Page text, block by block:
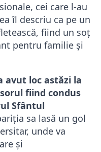
cei care l-au
îl descriu ca pe un
fiind un soț
pentru familie și
avut loc astăzi la
fiind condus
Sfântul
sa lasă un gol
unde va
și